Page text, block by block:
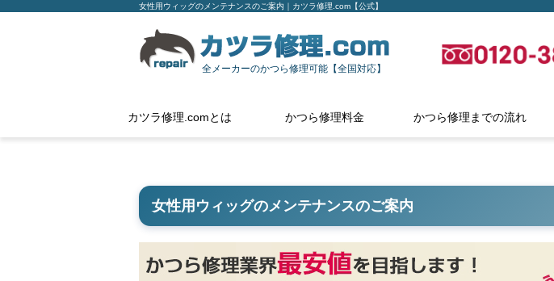
女性用ウィッグのメンテナンスのご案内｜カツラ修理.com【公式】
全メーカーのかつら修理可能【全国対応】
カツラ修理.comとは かつら修理料金 かつら修理までの流れ
女性用ウィッグのメンテナンスのご案内